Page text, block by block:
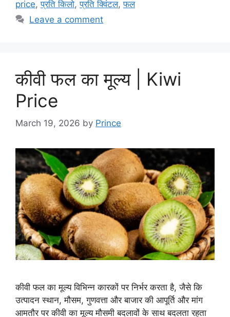
price,प्रति किलो,प्रति क्विंटल,फल
Leave a comment
कीवी फल का मूल्य | Kiwi
Price
March 19, 2026 by Prince
कीवी फल का मूल्य विभिन्न कारकों पर निर्भर करता है, जैसे कि
उत्पादन स्थान, मौसम, गुणवत्ता और बाजार की आपूर्ति और मांग
आमतौर पर कीवी का मूल्य मौसमी बदलावों के साथ बदलता रहता